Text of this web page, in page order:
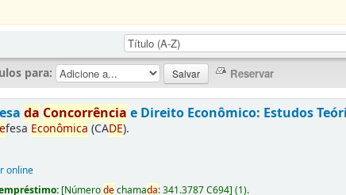
para:
da Concorrência e Direito Econômico: Estudos
fesa Econômica (CADE).
online
[Númerodechamada:341.3787 C694](1).